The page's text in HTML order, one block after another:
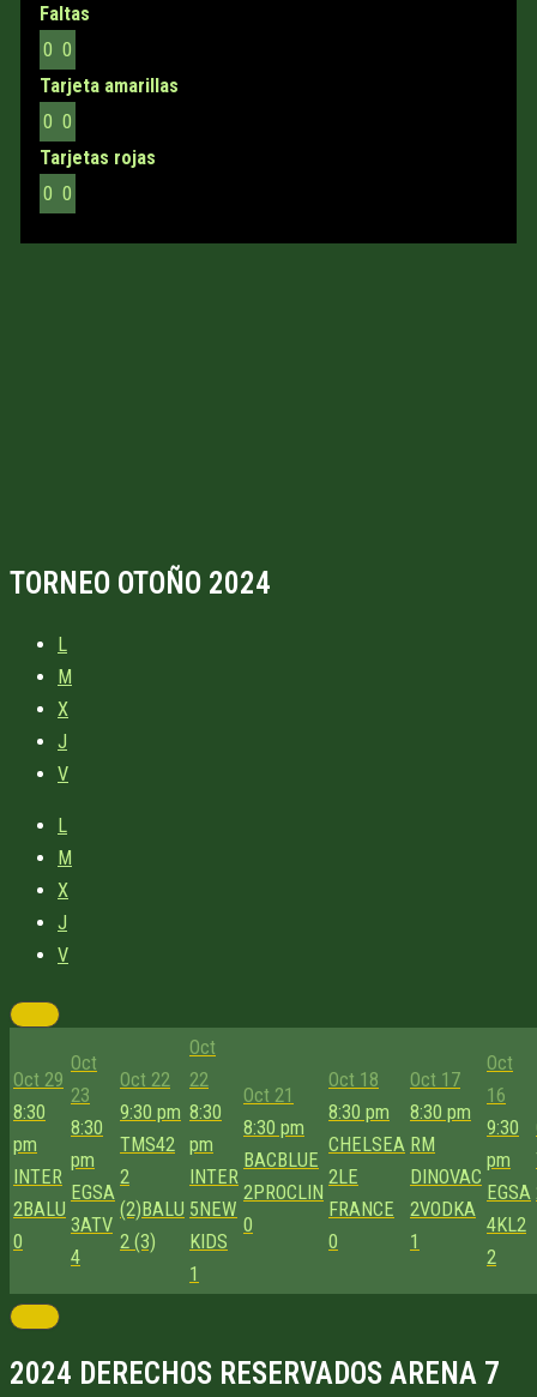
Faltas
0 0
Tarjeta amarillas
0 0
Tarjetas rojas
0 0
TORNEO OTOÑO 2024
L
M
X
J
V
L
M
X
J
V
Oct 29
8:30
pm
INTER
2BALU
0
Oct
23
8:30
pm
EGSA
3ATV
4
Oct 22
9:30 pm
TMS42
2
(2)BALU
2 (3)
Oct
22
8:30
pm
INTER
5NEW
KIDS
1
Oct 21
8:30 pm
BACBLUE
2PROCLIN
0
Oct 18
8:30 pm
CHELSEA
2LE
FRANCE
0
Oct 17
8:30 pm
RM
DINOVAC
2VODKA
1
Oct
16
9:30
pm
EGSA
4KL2
2
2024 DERECHOS RESERVADOS ARENA 7